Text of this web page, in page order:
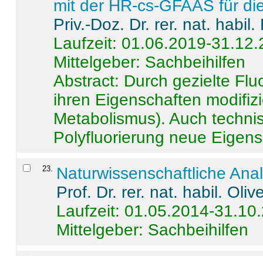
mit der HR-cs-GFAAS für
Priv.-Doz. Dr. rer. nat.
Laufzeit: 01.06.2019-
Mittelgeber: Sachbeihilfen
Abstract: Durch gezielte
ihren Eigenschaften
Metabolismus). Auch
Polyfluorierung neue
23. Naturwissenschaftliche
Prof. Dr. rer. nat. habil.
Laufzeit: 01.05.2014-
Mittelgeber: Sachbeihilfen